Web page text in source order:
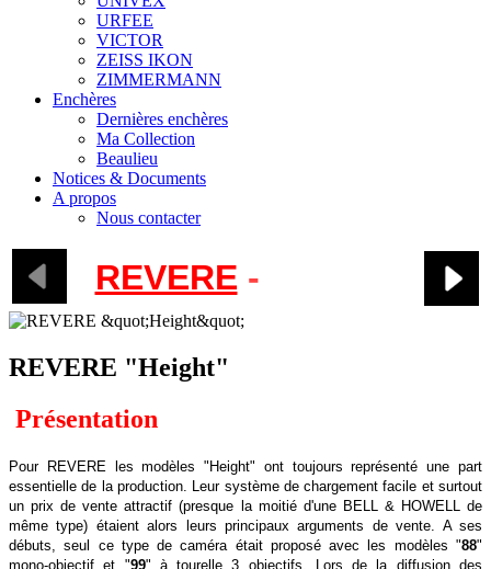
URFEE
VICTOR
ZEISS IKON
ZIMMERMANN
Enchères
Dernières enchères
Ma Collection
Beaulieu
Notices & Documents
A propos
Nous contacter
REVERE-
REVERE "Height"
Présentation
Pour REVERE les modèles "Height" ont toujours représenté une part
essentielle de la production. Leur système de chargement facile et surtout
un prix de vente attractif (presque la moitié d'une BELL & HOWELL de
même type) étaient alors leurs principaux arguments de vente. A ses
débuts, seul ce type de caméra était proposé avec les modèles "88"
mono-objectif et "99" à tourelle 3 objectifs. Lors de la diffusion des